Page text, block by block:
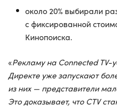
около 20% выбирали
с фиксированной
Кинопоиска.
«Рекламу на Connected TV-
Директе уже запускают
из них — представители
Это доказывает, что CTV